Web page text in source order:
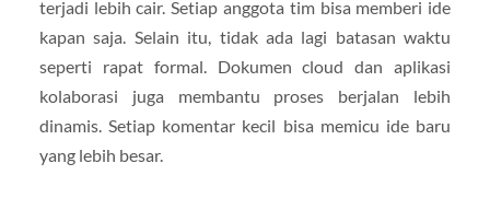
terjadi lebih cair. Setiap anggota tim bisa memberi ide
kapan saja. Selain itu, tidak ada lagi batasan waktu
seperti rapat formal. Dokumen cloud dan aplikasi
kolaborasi juga membantu proses berjalan lebih
dinamis. Setiap komentar kecil bisa memicu ide baru
yang lebih besar.